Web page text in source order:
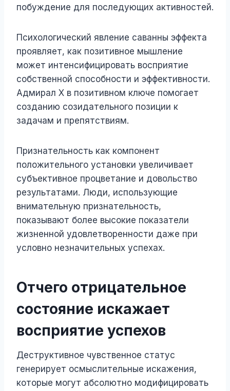
побуждение для последующих активностей.
Психологический явление саванны эффекта
проявляет, как позитивное мышление
может интенсифицировать восприятие
собственной способности и эффективности.
Адмирал Х в позитивном ключе помогает
созданию созидательного позиции к
задачам и препятствиям.
Признательность как компонент
положительного установки увеличивает
субъективное процветание и довольство
результатами. Люди, использующие
внимательную признательность,
показывают более высокие показатели
жизненной удовлетворенности даже при
условно незначительных успехах.
Отчего отрицательное
состояние искажает
восприятие успехов
Деструктивное чувственное статус
генерирует осмыслительные искажения,
которые могут абсолютно модифицировать